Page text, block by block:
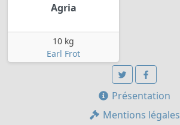
Agria
10 kg
Earl Frot
Présentation
Mentions légales